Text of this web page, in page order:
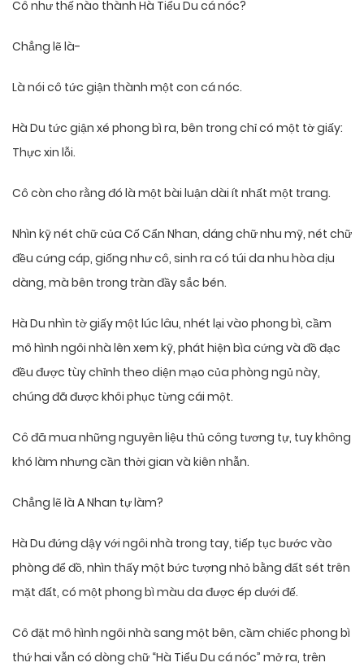
Cô như thế nào thành Hà Tiểu Du cá nóc?
Chẳng lẽ là-
Là nói cô tức giận thành một con cá nóc.
Hà Du tức giận xé phong bì ra, bên trong chỉ có một tờ giấy:
Thực xin lỗi.
Cô còn cho rằng đó là một bài luận dài ít nhất một trang.
Nhìn kỹ nét chữ của Cố Cẩn Nhan, dáng chữ nhu mỹ, nét chữ
đều cứng cáp, giống như cô, sinh ra có túi da nhu hòa dịu
dàng, mà bên trong tràn đầy sắc bén.
Hà Du nhìn tờ giấy một lúc lâu, nhét lại vào phong bì, cầm
mô hình ngôi nhà lên xem kỹ, phát hiện bìa cứng và đồ đạc
đều được tùy chỉnh theo diện mạo của phòng ngủ này,
chúng đã được khôi phục từng cái một.
Cô đã mua những nguyên liệu thủ công tương tự, tuy không
khó làm nhưng cần thời gian và kiên nhẫn.
Chẳng lẽ là A Nhan tự làm?
Hà Du đứng dậy với ngôi nhà trong tay, tiếp tục bước vào
phòng để đồ, nhìn thấy một bức tượng nhỏ bằng đất sét trên
mặt đất, có một phong bì màu da được ép dưới đế.
Cô đặt mô hình ngôi nhà sang một bên, cầm chiếc phong bì
thứ hai vẫn có dòng chữ “Hà Tiểu Du cá nóc” mở ra, trên